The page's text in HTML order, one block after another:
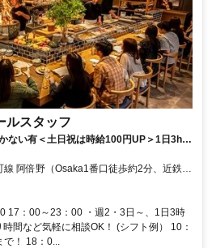
ルスタッフ
ない有＜土日祝は時給100円UP＞1日3h
阿倍野（Osaka1番口徒歩約2分、近鉄南
歩約3分、ＪＲ大阪環状線 天王寺12番口
より徒歩5分
17：00～23：00 ・週2・3日～、1日3時
間など気軽に相談OK！ (シフト例） 10：
！ 18：0...